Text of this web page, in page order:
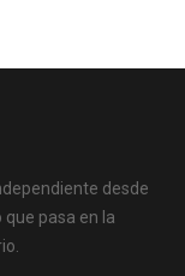
desde
pasa en la